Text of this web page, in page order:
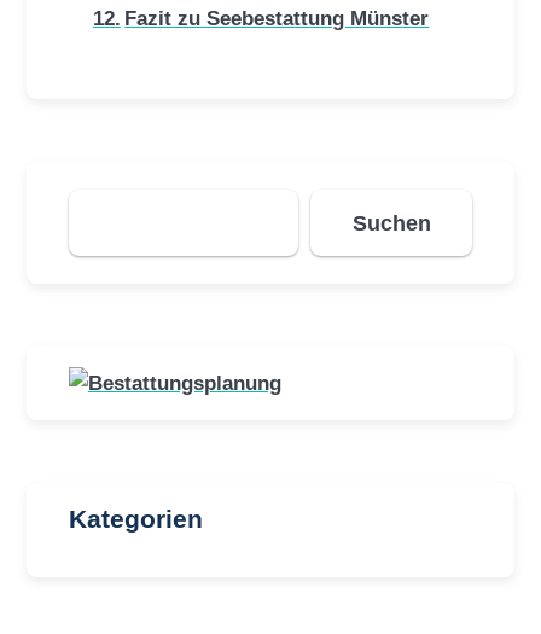
Fazit zu Seebestattung Münster
Suchen
Suchen
Kategorien